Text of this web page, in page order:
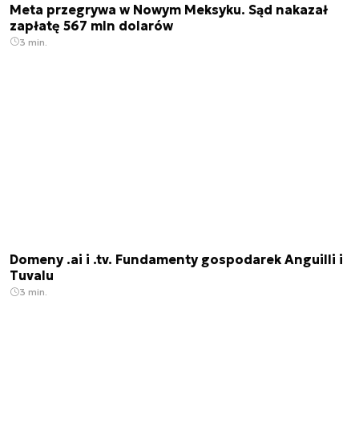
Meta przegrywa w Nowym Meksyku. Sąd nakazał
zapłatę 567 mln dolarów
3 min.
Domeny .ai i .tv. Fundamenty gospodarek Anguilli i
Tuvalu
3 min.